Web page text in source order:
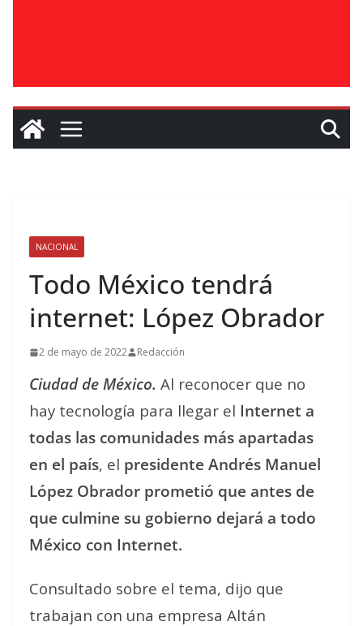
NACIONAL
Todo México tendrá
internet: López Obrador
2 de mayo de 2022 Redacción
Ciudad de México. Al reconocer que no
hay tecnología para llegar el Internet a
todas las comunidades más apartadas
en el país, el presidente Andrés Manuel
López Obrador prometió que antes de
que culmine su gobierno dejará a todo
México con Internet.
Consultado sobre el tema, dijo que
trabajan con una empresa Altán